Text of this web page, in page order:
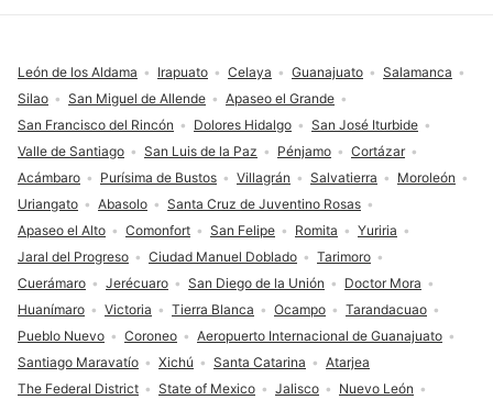
The Federal District State of Mexico Jalisco
Nuevo León
León de los Aldama Irapuato Celaya Guanajuato
Salamanca
Silao
San Miguel de Allende
Apaseo el Grande
San Francisco del Rincón
Dolores Hidalgo
San José Iturbide
Valle de Santiago
San Luis de la Paz Pénjamo
Cortázar
Acámbaro
Purísima de Bustos Villagrán Salvatierra
Moroleón
Uriangato
Abasolo
Santa Cruz de Juventino Rosas
Apaseo el Alto
Comonfort San Felipe Romita
Yuriria
Jaral del Progreso
Ciudad Manuel Doblado
Tarimoro
Cuerámaro
Jerécuaro San Diego de la Unión
Doctor Mora
Huanímaro
Victoria Tierra Blanca Ocampo
Tarandacuao
Pueblo Nuevo
Coroneo
Aeropuerto Internacional de Guanajuato
Santiago Maravatío
Xichú Santa Catarina Atarjea